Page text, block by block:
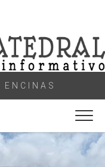
ENCINAS